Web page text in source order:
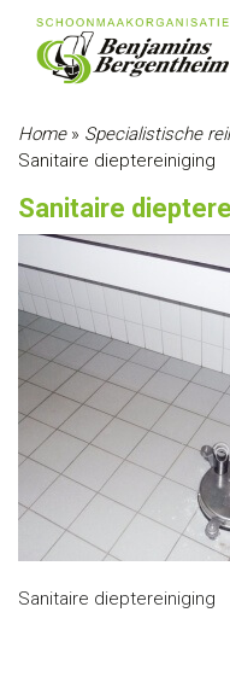
Home» Specialistische
Sanitaire dieptereiniging
Sanitaire
Sanitaire dieptereiniging